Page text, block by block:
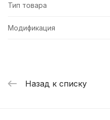
Тип товара
Модификация
Назад к списку